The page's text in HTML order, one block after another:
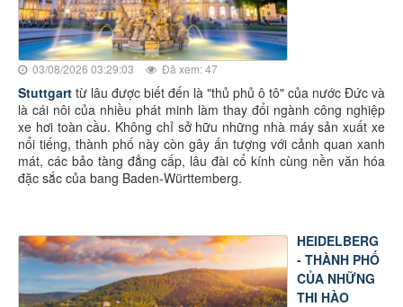
03/08/2026 03:29:03 Đã xem: 47
Stuttgart từ lâu được biết đến là "thủ phủ ô tô" của nước Đức và
là cái nôi của nhiều phát minh làm thay đổi ngành công nghiệp
xe hơi toàn cầu. Không chỉ sở hữu những nhà máy sản xuất xe
nổi tiếng, thành phố này còn gây ấn tượng với cảnh quan xanh
mát, các bảo tàng đẳng cấp, lâu đài cổ kính cùng nền văn hóa
đặc sắc của bang Baden-Württemberg.
HEIDELBERG
- THÀNH PHỐ
CỦA NHỮNG
THI HÀO